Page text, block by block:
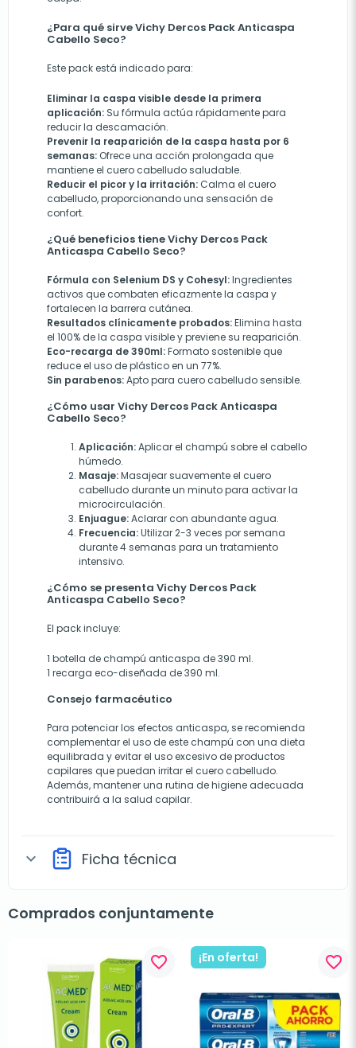
¿Para qué sirve Vichy Dercos Pack Anticaspa
Cabello Seco?
Este pack está indicado para:
Eliminar la caspa visible desde la primera
aplicación: Su fórmula actúa rápidamente para
reducir la descamación.
Prevenir la reaparición de la caspa hasta por 6
semanas: Ofrece una acción prolongada que
mantiene el cuero cabelludo saludable.
Reducir el picor y la irritación: Calma el cuero
cabelludo, proporcionando una sensación de
confort.
¿Qué beneficios tiene Vichy Dercos Pack
Anticaspa Cabello Seco?
Fórmula con Selenium DS y Cohesyl:Ingredientes
activos que combaten eficazmente la caspa y
fortalecen la barrera cutánea.
Resultados clínicamente probados:Elimina hasta
el 100% de la caspa visible y previene su reaparición.
Eco-recarga de 390ml:Formato sostenible que
reduce el uso de plástico en un 77%.
Sin parabenos:Apto para cuero cabelludo sensible.
¿Cómo usar Vichy Dercos Pack Anticaspa
Cabello Seco?
Aplicación:Aplicar el champú sobre el cabello
húmedo.
Masaje:Masajear suavemente el cuero
cabelludo durante un minuto para activar la
microcirculación.
Enjuague:Aclarar con abundante agua.
Frecuencia:Utilizar 2-3 veces por semana
durante 4 semanas para un tratamiento
intensivo.
¿Cómo se presenta Vichy Dercos Pack
Anticaspa Cabello Seco?
El pack incluye:
1 botella de champú anticaspa de 390 ml.
1 recarga eco-diseñada de 390 ml.
Consejo farmacéutico
Para potenciar los efectos anticaspa, se recomienda
complementar el uso de este champú con una dieta
equilibrada y evitar el uso excesivo de productos
capilares que puedan irritar el cuero cabelludo.
Además, mantener una rutina de higiene adecuada
contribuirá a la salud capilar.
expand_more Ficha técnica
Comprados conjuntamente
favorite_border ¡En oferta! favorite_border